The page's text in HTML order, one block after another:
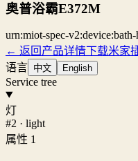
奥普浴霸E372M
urn:miot-spec-
← 返回产品详情下载米家
语言 中文 English
Service tree
灯
#2 · light
属性 1